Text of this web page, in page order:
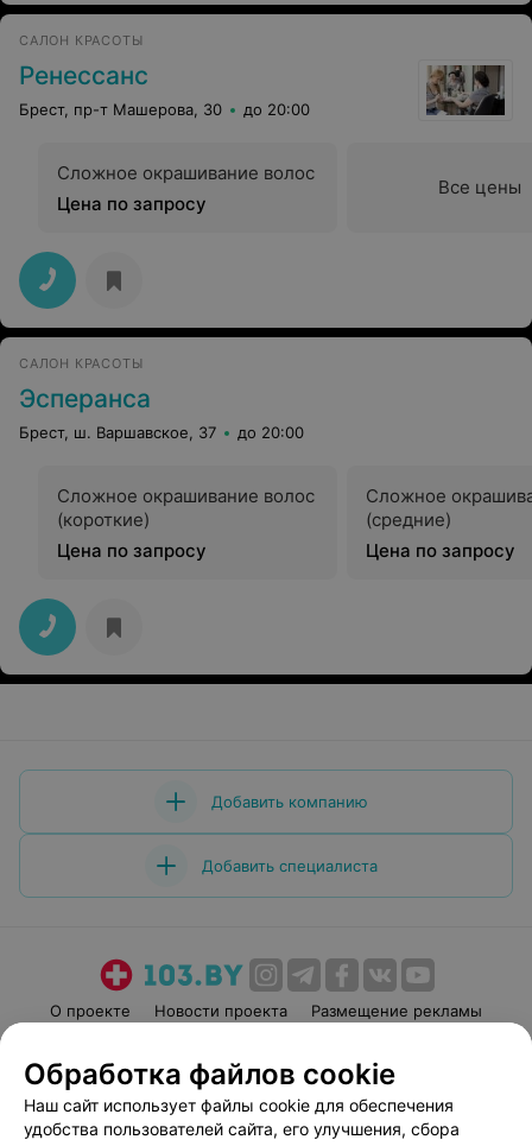
САЛОН КРАСОТЫ
Ренессанс
Брест, пр-т Машерова, 30 до 20:00
Сложное окрашивание волос
Цена по запросу
Все цены
САЛОН КРАСОТЫ
Эсперанса
Брест, ш. Варшавское, 37 до 20:00
Сложное окрашивание волос
(короткие)
Цена по запросу
Сложное
(средние)
Цена по запросу
Добавить компанию
Добавить специалиста
О проекте Новости проекта
Размещение рекламы
Пользовательское соглашение
Способы оплаты
Вакансии
Партнеры
Обработка файлов cookie
Наш сайт использует файлы cookie для обеспечения
удобства пользователей сайта, его улучшения, сбора